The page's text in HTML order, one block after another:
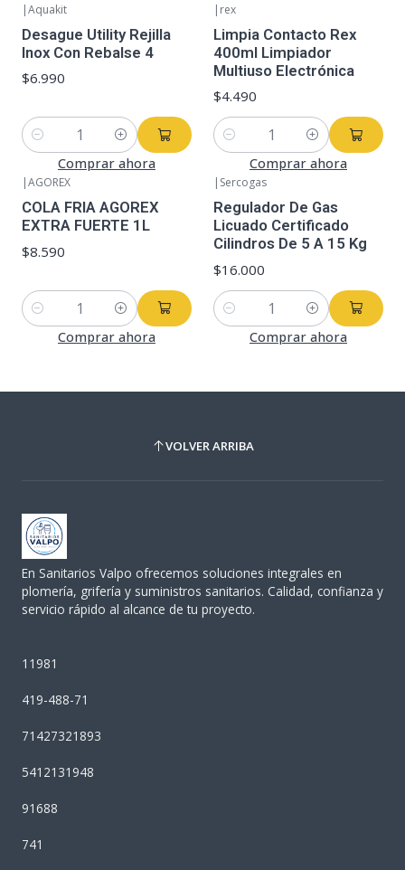
|Aquakit
Desague Utility Rejilla
Inox Con Rebalse 4
$6.990
Cantidad
Comprar ahora
| rex
Limpia Contacto Rex
400ml Limpiador
Multiuso Electrónica
$4.490
Cantidad
Comprar ahora
|AGOREX
COLA FRIA AGOREX
EXTRA FUERTE 1L
$8.590
Cantidad
Comprar ahora
| Sercogas
Regulador De Gas
Licuado Certificado
Cilindros De 5 A 15 Kg
$16.000
Cantidad
Comprar ahora
VOLVER ARRIBA
En Sanitarios Valpo ofrecemos soluciones integrales en
plomería, grifería y suministros sanitarios. Calidad, confianza y
servicio rápido al alcance de tu proyecto.
11981
419-488-71
71427321893
5412131948
91688
741